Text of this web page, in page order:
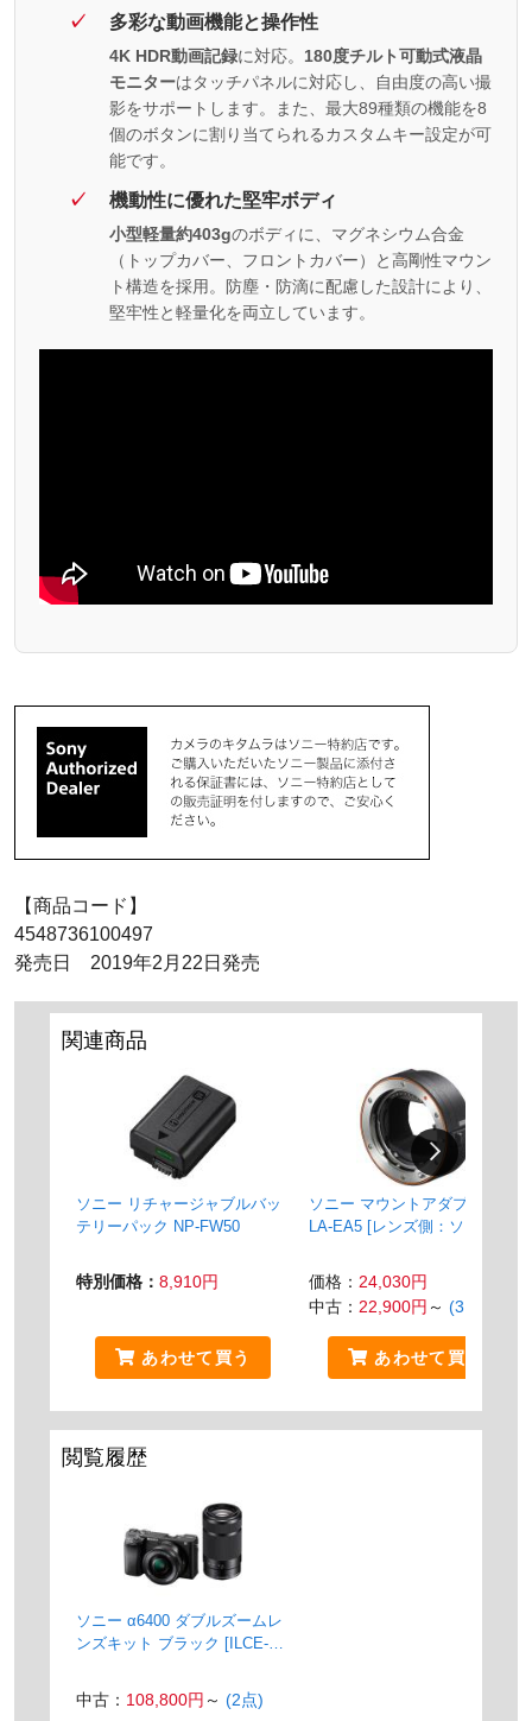
多彩な動画機能と操作性
4K HDR動画記録に対応。 180度チルト可動式液晶
モニターはタッチパネルに対応し、自由度の高い撮
影をサポートします。また、最大89種類の機能を8
個のボタンに割り当てられるカスタムキー設定が可
能です。
機動性に優れた堅牢ボディ
小型軽量約403gのボディに、マグネシウム合金
（トップカバー、フロントカバー）と高剛性マウン
ト構造を採用。防塵・防滴に配慮した設計により、
堅牢性と軽量化を両立しています。
【商品コード】
4548736100497
発売日 2019年2月22日発売
関連商品
ソニー リチャージャブルバッ
テリーパック NP-FW50
特別価格： 8,910円
あわせて買う
ソニー マウントアダプター
LA-EA5 [レンズ側：ソニーA
価格： 24,030円
中古： 22,900円 ～ (3点)
あわせて買う
閲覧履歴
ソニー α6400 ダブルズームレ
ンズキット ブラック [ILCE-
中古： 108,800円 ～ (2点)